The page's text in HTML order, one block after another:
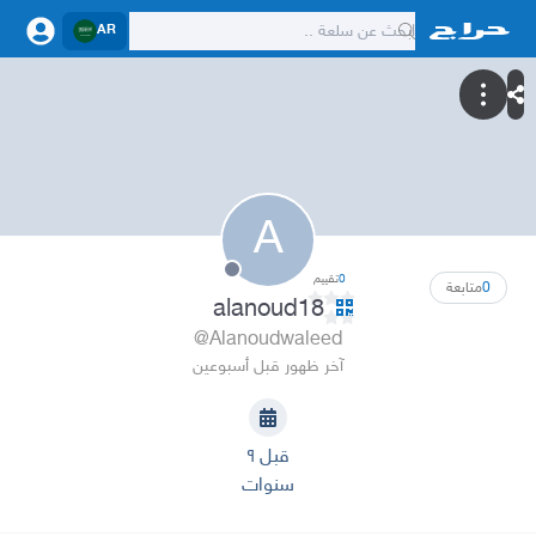
AR
A
0متابعة 0تقييم
alanoud18
@Alanoudwaleed
آخر ظهور قبل أسبوعين
قبل ٩
سنوات